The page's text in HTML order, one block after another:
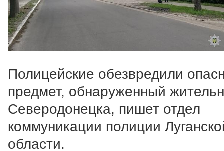
Полицейские обезвредили
предмет, обнаруженный
Северодонецка, пишет отдел
коммуникации полиции
области.